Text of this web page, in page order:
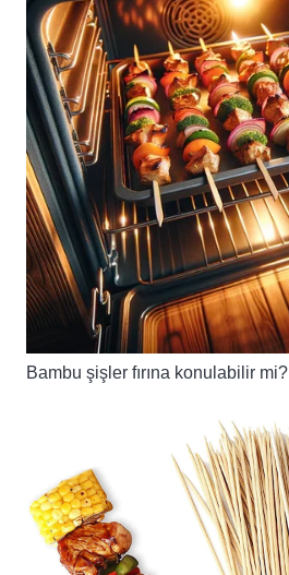
Bambu şişler fırına konulabilir mi?